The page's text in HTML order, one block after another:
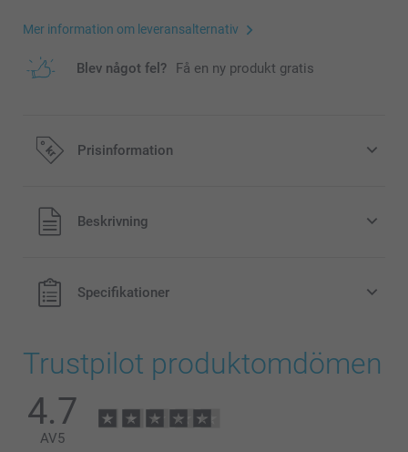
Mer information om leveransalternativ
Blev något fel? Få en ny produkt gratis
Prisinformation
Alla priser är i svenska kronor (SEK), inklusive moms och
exklusive porto.
Beskrivning
Specifikationer
Trustpilot produktomdömen
4.7
AV5